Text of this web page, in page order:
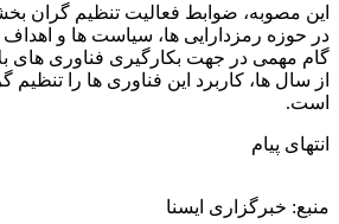
این مصوبه، ضوابط فعالیت تنظیم گران
در حوزه رمزدارایی ها، سیاست ها و
گام مهمی در جهت بکارگیری فناوری های
از سال ها، کاربرد این فناوری ها را
است.
انتهای پیام
منبع: خبرگزاری ایسنا